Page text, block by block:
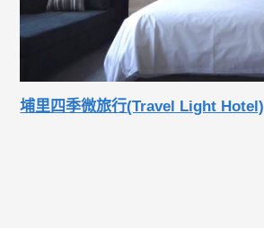
埔里四季微旅行(Travel Light Hotel)